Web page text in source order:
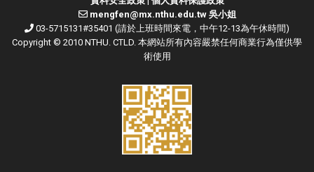
mengfen@mx.nthu.edu.tw 吳小姐
03-5715131#35401 (請於上班時間來電，中午12-13為午休時間)
Copyright © 2010 NTHU. CTLD. 本網站所有內容嚴禁任何商業行為僅供學
術使用